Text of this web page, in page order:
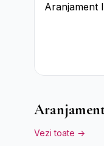
Aranjament
Vezi toate →